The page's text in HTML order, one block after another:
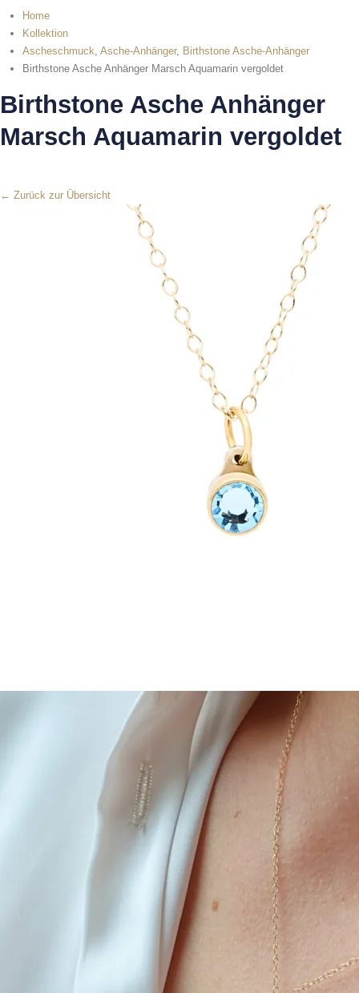
Home
Kollektion
Ascheschmuck, Asche-Anhänger, Birthstone Asche-Anhänger
Birthstone Asche Anhänger Marsch Aquamarin vergoldet
Birthstone Asche Anhänger
Marsch Aquamarin vergoldet
← Zurück zur Übersicht